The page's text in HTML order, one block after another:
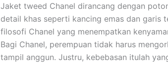
Jaket tweed Chanel dirancang dengan
detail khas seperti kancing emas dan garis
filosofi Chanel yang menempatkan
Bagi Chanel, perempuan tidak harus
tampil anggun. Justru, kebebasan itulah